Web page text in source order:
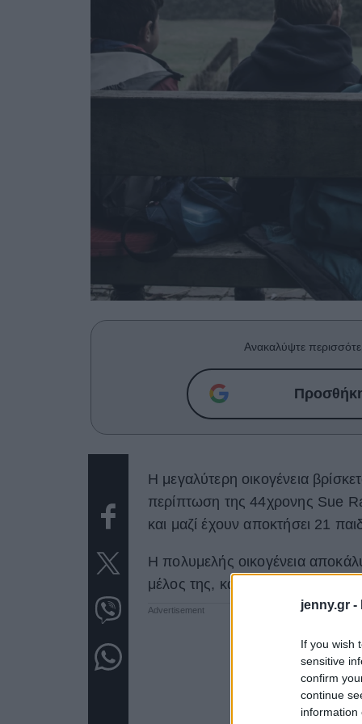
jenny.gr -
If you wish
sensitive
confirm
continue
information
Ανακαλύψτε
Η μεγαλύτερη οικογένεια
περίπτωση της 44χρονης Sue
και μαζί έχουν αποκτήσει 21
Η πολυμελής οικογένεια
μέλος της, καθώς η Sue είναι